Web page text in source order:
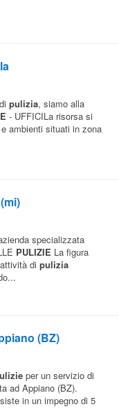
pulizia, siamo alla
- UFFICILa risorsa si
ambienti situati in zona
specializzata
PULIZIE La figura
di pulizia
(BZ)
per un servizio di
ad Appiano (BZ).
in un impegno di 5